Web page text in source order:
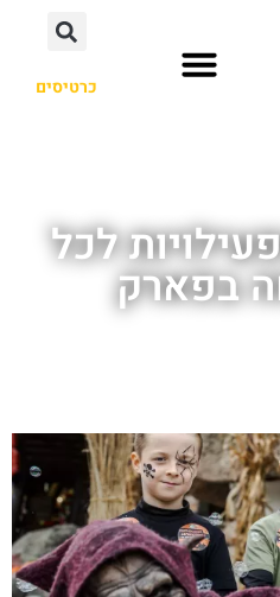
כרטיסים
לכל
בפארק